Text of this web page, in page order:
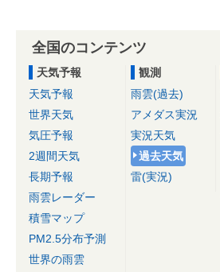
全国のコンテンツ
天気予報
天気予報
世界天気
気圧予報
2週間天気
長期予報
雨雲レーダー
積雪マップ
PM2.5分布予測
世界の雨雲
観測
雨雲(過去)
アメダス実況
実況天気
過去天気
雷(実況)